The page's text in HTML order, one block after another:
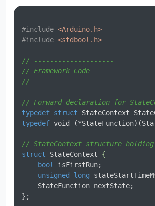
#include <Arduino.h>
#include <stdbool.h>
// --------------------
// Framework Code
// --------------------
// Forward declaration for
typedef struct StateContext
typedef void (*StateFunction)
// StateContext structure
struct
StateContext {
bool
unsigned
long
StateFunction
};